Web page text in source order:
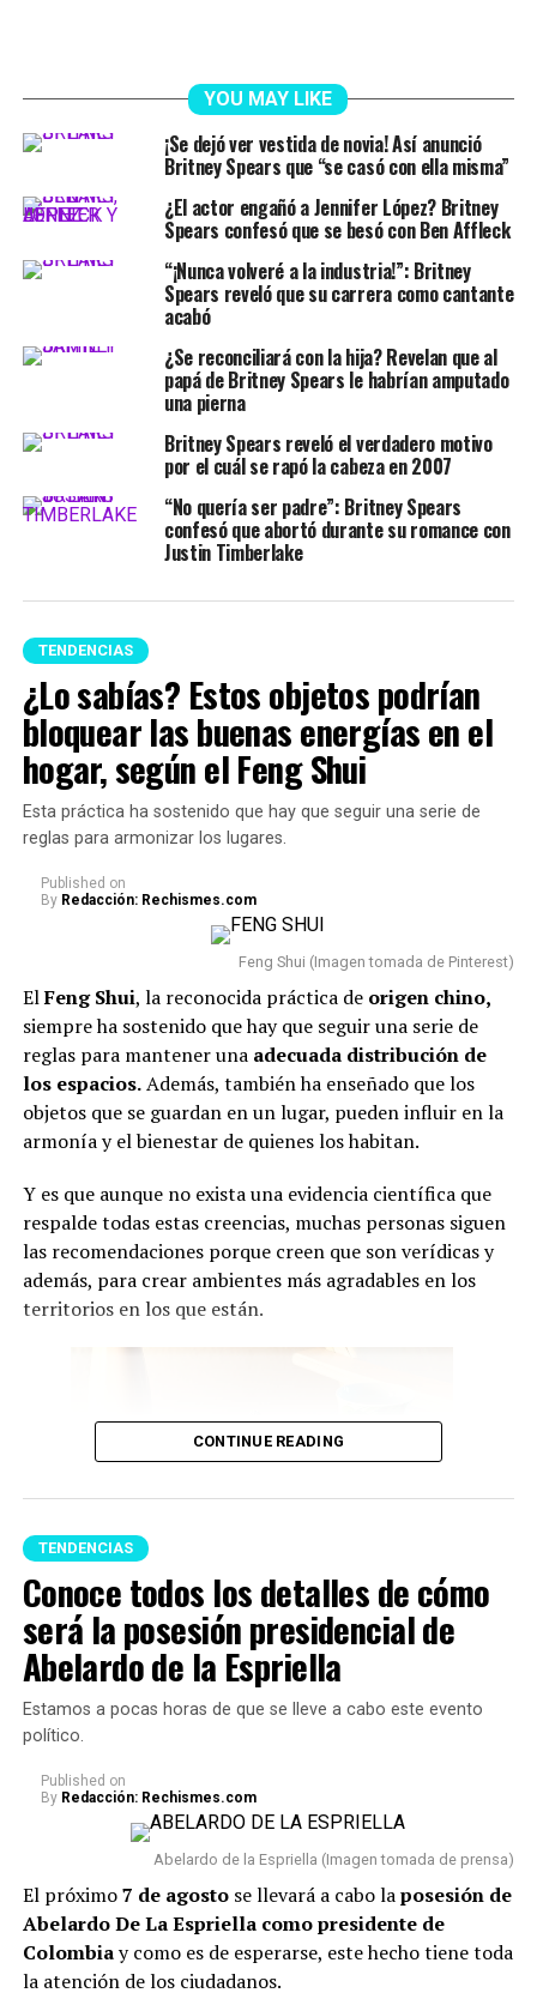
YOU MAY LIKE
¡Se dejó ver vestida de novia! Así anunció
Britney Spears que “se casó con ella misma”
¿El actor engañó a Jennifer López? Britney
Spears confesó que se besó con Ben Affleck
“¡Nunca volveré a la industria!”: Britney
Spears reveló que su carrera como cantante
acabó
¿Se reconciliará con la hija? Revelan que al
papá de Britney Spears le habrían amputado
una pierna
Britney Spears reveló el verdadero motivo
por el cuál se rapó la cabeza en 2007
“No quería ser padre”: Britney Spears
confesó que abortó durante su romance con
Justin Timberlake
TENDENCIAS
¿Lo sabías? Estos objetos podrían
bloquear las buenas energías en el
hogar, según el Feng Shui
Esta práctica ha sostenido que hay que seguir una serie de
reglas para armonizar los lugares.
Published on
By Redacción: Rechismes.com
Feng Shui (Imagen tomada de Pinterest)
ElFeng Shui, la reconocida práctica deorigen chino,
siempre ha sostenido que hay que seguir una serie de
reglas para mantener unaadecuada distribución de
los espacios.Además, también ha enseñado que los
objetos que se guardan en un lugar, pueden influir en la
armonía y el bienestar de quienes los habitan.
Y es que aunque no exista una evidencia científica que
respalde todas estas creencias, muchas personas siguen
las recomendaciones porque creen que son verídicas y
además, para crear ambientes más agradables en los
territorios en los que están.
Feng Shui (Imagen tomada de Pinterest)
A continuación te presentamos algunos consejos,
respecto a qué
1. Uno de los principales reglas esevitar acumular
objetos rotos o dañados. Cosas como espejos partidos,
relojes que no funcionan o electrodomésticos sin
funcionamiento suelen asociarse con el estancamiento y
la dificultad para avanzar.
2. También se recomienda deshacerse de la ropa que
CONTINUE READING
TENDENCIAS
Conoce todos los detalles de cómo
será la posesión presidencial de
Abelardo de la Espriella
Estamos a pocas horas de que se lleve a cabo este evento
político.
Published on
By Redacción: Rechismes.com
Abelardo de la Espriella (Imagen tomada de prensa)
El próximo7 de agostose llevará a cabo laposesión de
Abelardo De La Espriella como presidente de
Colombiay como es de esperarse, este hecho tiene toda
la atención de los ciudadanos.